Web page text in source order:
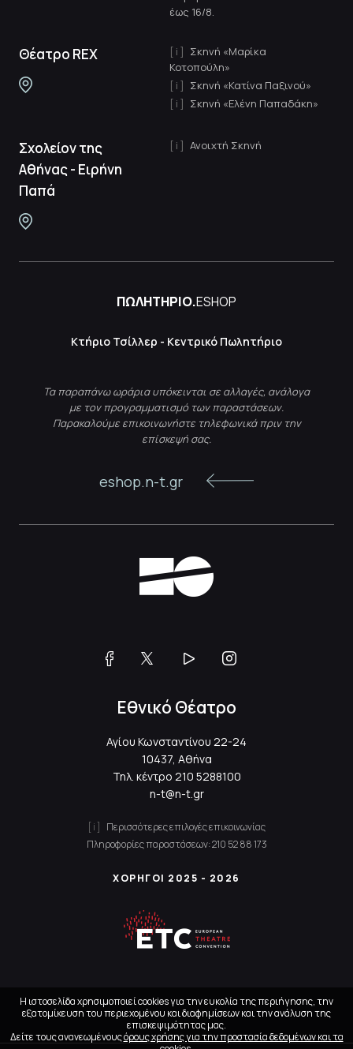
έως 16/8.
Θέατρο REX
Σκηνή «Μαρίκα
Κοτοπούλη»
Σκηνή «Κατίνα Παξινού»
Σκηνή «Ελένη Παπαδάκη»
Σχολείον της
Αθήνας - Ειρήνη
Παπά
Ανοιχτή Σκηνή
ΠΩΛΗΤΗΡΙΟ.ESHOP
Κτήριο Τσίλλερ - Κεντρικό Πωλητήριο
Τα παραπάνω ωράρια υπόκεινται σε αλλαγές, ανάλογα
με τον προγραμματισμό των παραστάσεων.
Παρακαλούμε επικοινωνήστε τηλεφωνικά πριν την
επίσκεψή σας.
eshop.n-t.gr
Εθνικό Θέατρο
Αγίου Κωνσταντίνου 22-24
10437, Αθήνα
Τηλ. κέντρο 210 5288100
n-t@n-t.gr
Περισσότερες επιλογές επικοινωνίας
Πληροφορίες παραστάσεων:210 52 88 173
ΧΟΡΗΓΟΙ 2025 - 2026
Η ιστοσελίδα χρησιμοποιεί cookies για την ευκολία της περιήγησης, την
εξατομίκευση του περιεχομένου και διαφημίσεων και την ανάλυση της
επισκεψιμότητας μας.
Δείτε τους ανανεωμένουςόρους χρήσης για την προστασία δεδομένων και τα